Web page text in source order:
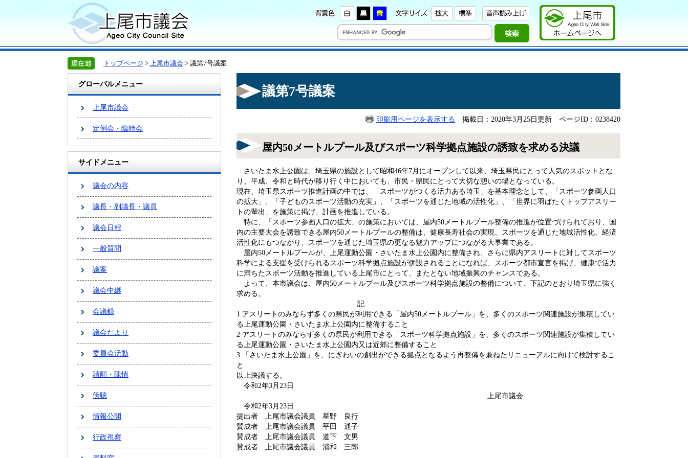
トップページ > 上尾市議会 > 議第7号議案
グローバルメニュー
上尾市議会
定例会・臨時会
サイドメニュー
議会の内容
議長・副議長・議員
議会日程
一般質問
議案
議会中継
会議録
議会だより
委員会活動
請願・陳情
傍聴
情報公開
行政視察
議第7号議案
印刷用ページを表示する 掲載日：2020年3月25日更新 ページID：0238420
屋内50メートルプール及びスポーツ科学拠点施設の誘致を求める決議
さいたま水上公園は、埼玉県の施設として昭和46年7月にオープンして以来、埼玉県民にとって人気のスポットとな
り、平成、令和と時代が移り行く中においても、市民・県民にとって大切な憩いの場となっている。
現在、埼玉県スポーツ推進計画の中では、「スポーツがつくる活力ある埼玉」を基本理念として、「スポーツ参画人口
の拡大」、「子どものスポーツ活動の充実」、「スポーツを通じた地域の活性化」、「世界に羽ばたくトップアスリー
トの輩出」を施策に掲げ、計画を推進している。
特に、「スポーツ参画人口の拡大」の施策においては、屋内50メートルプール整備の推進が位置づけられており、国
内の主要大会を誘致できる屋内50メートルプールの整備は、健康長寿社会の実現、スポーツを通じた地域活性化、経済
活性化にもつながり、スポーツを通じた埼玉県の更なる魅力アップにつながる大事業である。
屋内50メートルプールが、上尾運動公園・さいたま水上公園内に整備され、さらに県内アスリートに対してスポーツ
科学による支援を受けられるスポーツ科学拠点施設が併設されることになれば、スポーツ都市宣言を掲げ、健康で活力
に満ちたスポーツ活動を推進している上尾市にとって、またとない地域振興のチャンスである。
よって、本市議会は、屋内50メートルプール及びスポーツ科学拠点施設の整備について、下記のとおり埼玉県に強く
求める。
記
1 アスリートのみならず多くの県民が利用できる「屋内50メートルプール」を、多くのスポーツ関連施設が集積してい
る上尾運動公園・さいたま水上公園内に整備すること
2 アスリートのみならず多くの県民が利用できる「スポーツ科学拠点施設」を、多くのスポーツ関連施設が集積してい
る上尾運動公園・さいたま水上公園内又は近郊に整備すること
3 「さいたま水上公園」を、にぎわいの創出ができる拠点となるよう再整備を兼ねたリニューアルに向けて検討するこ
と
以上決議する。
令和2年3月23日
上尾市議会
令和2年3月23日
提出者 上尾市議会議員 星野 良行
賛成者 上尾市議会議員 平田 通子
賛成者 上尾市議会議員 道下 文男
賛成者 上尾市議会議員 浦和 三郎